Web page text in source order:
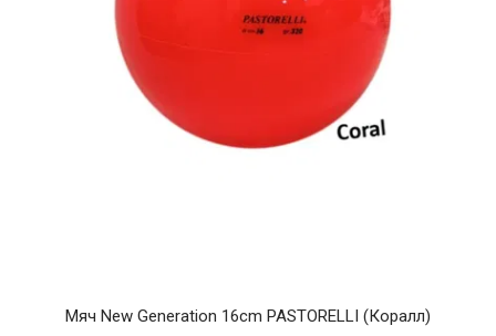
Мяч New Generation 16cm PASTORELLI (Коралл)